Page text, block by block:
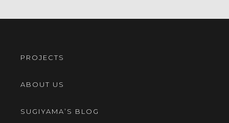
PROJECTS
ABOUT US
SUGIYAMA’S BLOG